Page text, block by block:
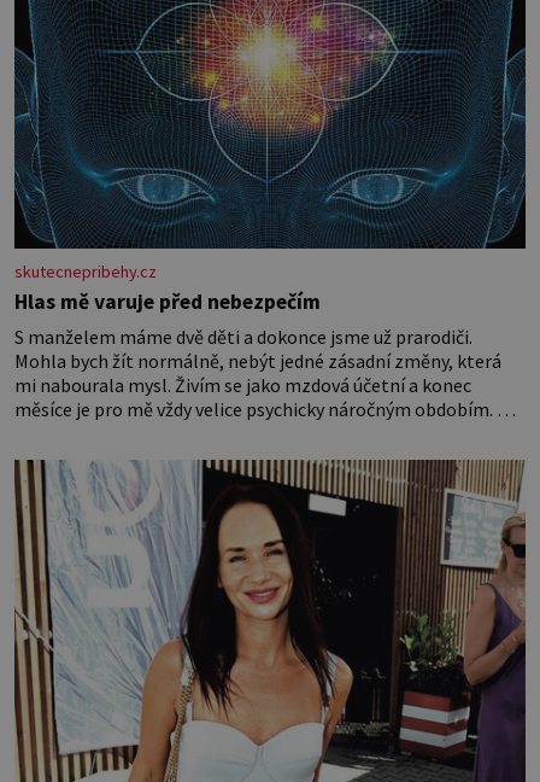
skutecnepribehy.cz
Hlas mě varuje před nebezpečím
S manželem máme dvě děti a dokonce jsme už prarodiči.
Mohla bych žít normálně, nebýt jedné zásadní změny, která
mi nabourala mysl. Živím se jako mzdová účetní a konec
měsíce je pro mě vždy velice psychicky náročným obdobím. Od
pomoc, co se hlídání týče. Dalo by se